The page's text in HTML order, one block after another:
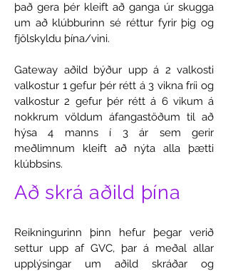
það gera þér kleift að ganga úr skugga
um að klúbburinn sé réttur fyrir þig og
fjölskyldu þína/vini.
Gateway aðild býður upp á 2 valkosti
valkostur 1 gefur þér rétt á 3 vikna fríi og
valkostur 2 gefur þér rétt á 6 vikum á
nokkrum völdum áfangastöðum til að
hýsa 4 manns í 3 ár sem gerir
meðlimnum kleift að nýta alla þætti
klúbbsins.
Að skrá aðild þína
Reikningurinn þinn hefur þegar verið
settur upp af GVC, þar á meðal allar
upplýsingar um aðild skráðar og